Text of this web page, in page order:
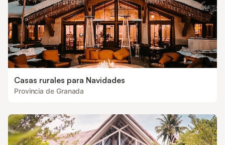
Casas rurales para Navidades
Provincia de Granada